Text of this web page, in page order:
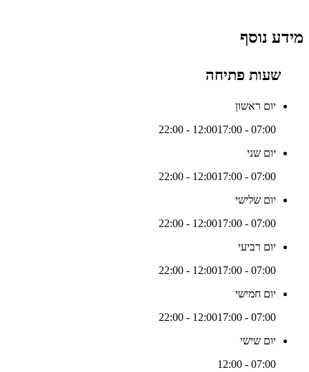
מידע נוסף
שעות פתיחה
יום ראשון
07:00 - 12:00
17:00 - 22:00
יום שני
07:00 - 12:00
17:00 - 22:00
יום שלישי
07:00 - 12:00
17:00 - 22:00
יום רביעי
07:00 - 12:00
17:00 - 22:00
יום חמישי
07:00 - 12:00
17:00 - 22:00
יום שישי
07:00 - 12:00